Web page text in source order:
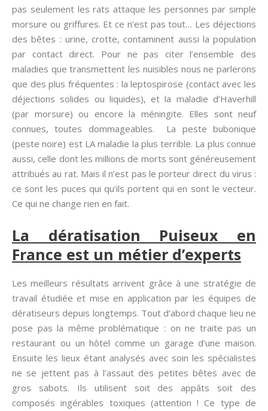
pas seulement les rats attaque les personnes par simple
morsure ou griffures. Et ce n’est pas tout… Les déjections
des bêtes : urine, crotte, contaminent aussi la population
par contact direct. Pour ne pas citer l’ensemble des
maladies que transmettent les nuisibles nous ne parlerons
que des plus fréquentes : la leptospirose (contact avec les
déjections solides ou liquides), et la maladie d’Haverhill
(par morsure) ou encore la méningite. Elles sont neuf
connues, toutes dommageables. La peste bubonique
(peste noire) est LA maladie la plus terrible. La plus connue
aussi, celle dont les millions de morts sont généreusement
attribués au rat. Mais il n’est pas le porteur direct du virus :
ce sont les puces qui qu’ils portent qui en sont le vecteur.
Ce qui ne change rien en fait.
La dératisation Puiseux en
France est un métier d’experts
Les meilleurs résultats arrivent grâce à une stratégie de
travail étudiée et mise en application par les équipes de
dératiseurs depuis longtemps. Tout d’abord chaque lieu ne
pose pas la même problématique : on ne traite pas un
restaurant ou un hôtel comme un garage d’une maison.
Ensuite les lieux étant analysés avec soin les spécialistes
ne se jettent pas à l’assaut des petites bêtes avec de
gros sabots. Ils utilisent soit des appâts soit des
composés ingérables toxiques (attention ! Ce type de